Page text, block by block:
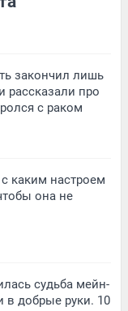
закончил лишь
рассказали про
с раком
каким настроем
она не
судьба мейн-
в добрые руки. 10